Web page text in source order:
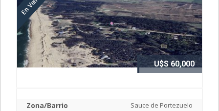
U$S 60,000
Zona/Barrio Sauce de Portezuelo